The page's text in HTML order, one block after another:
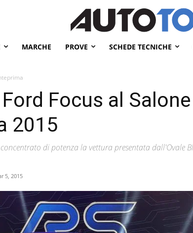
MARCHE PROVE SCHEDE TECNICHE
Focus al
2015
di potenza la vettura presentata dall'Ovale
5, 2015